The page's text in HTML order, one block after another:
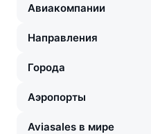
Авиакомпании
Направления
Города
Аэропорты
Aviasales в мире